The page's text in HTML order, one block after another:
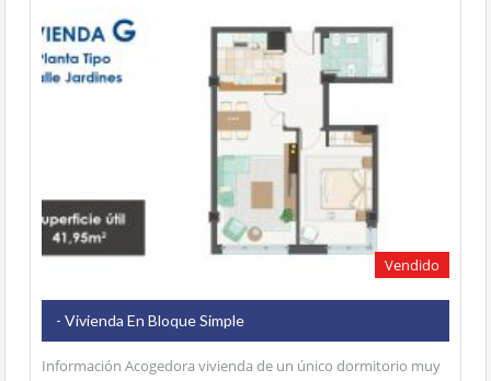
Vendido
- Vivienda En Bloque Simple
Información Acogedora vivienda de un único dormitorio muy